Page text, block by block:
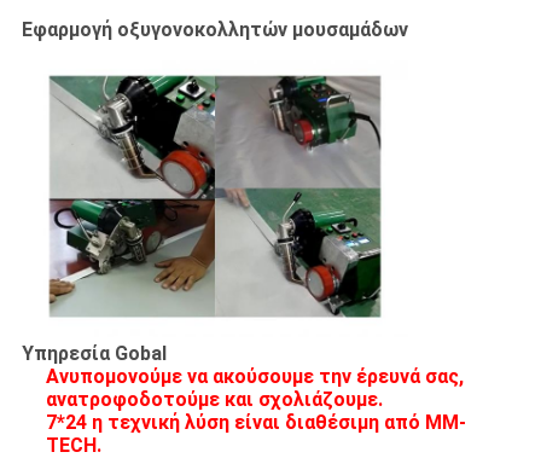
Εφαρμογή οξυγονοκολλητών μουσαμάδων
Υπηρεσία Gobal
Ανυπομονούμε να ακούσουμε την έρευνά σας,
ανατροφοδοτούμε και σχολιάζουμε.
7*24 η τεχνική λύση είναι διαθέσιμη από MM-
TECH.